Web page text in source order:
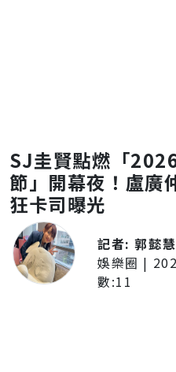
SJ圭賢點燃「
節」開幕夜！盧廣
狂卡司曝光
記者:郭懿慧
娛樂圈 |
數:11